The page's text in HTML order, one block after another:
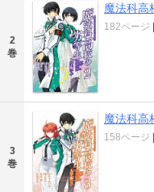
2
巻
魔法科高
182ページ |
3
巻
魔法科高
158ページ |